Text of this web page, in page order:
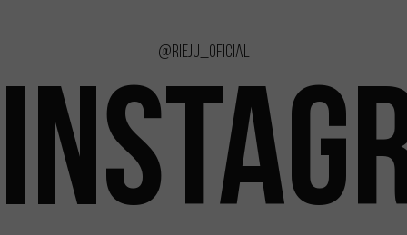
@rieju_oficial